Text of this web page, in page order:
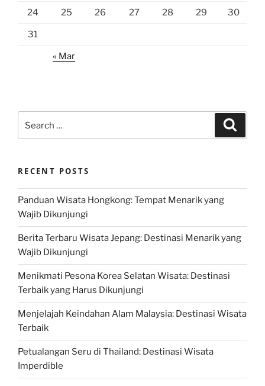
24 25 26 27 28 29 30
31
« Mar
for:
RECENT POSTS
Panduan Wisata Hongkong: Tempat Menarik yang
Wajib Dikunjungi
Berita Terbaru Wisata Jepang: Destinasi Menarik yang
Wajib Dikunjungi
Menikmati Pesona Korea Selatan Wisata: Destinasi
Terbaik yang Harus Dikunjungi
Menjelajah Keindahan Alam Malaysia: Destinasi Wisata
Terbaik
Petualangan Seru di Thailand: Destinasi Wisata
Imperdible